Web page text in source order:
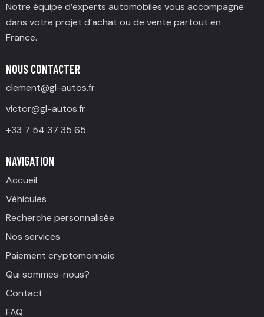
Notre équipe d’experts automobiles vous accompagne
dans votre projet d’achat ou de vente partout en
France.
NOUS CONTACTER
clement@gl-autos.fr
victor@gl-autos.fr
+33 7 54 37 35 65
NAVIGATION
Accueil
Véhicules
Recherche personnalisée
Nos services
Paiement cryptomonnaie
Qui sommes-nous?
Contact
FAQ